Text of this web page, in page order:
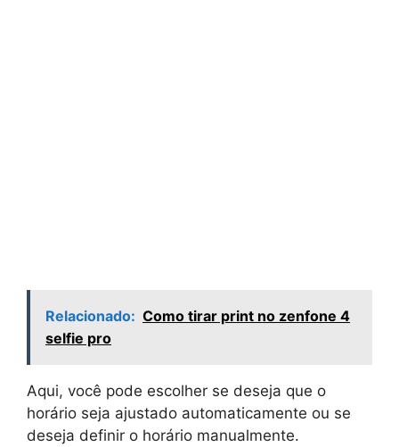
Relacionado: Como tirar print no zenfone 4
selfie pro
Aqui, você pode escolher se deseja que o
horário seja ajustado automaticamente ou se
deseja definir o horário manualmente.